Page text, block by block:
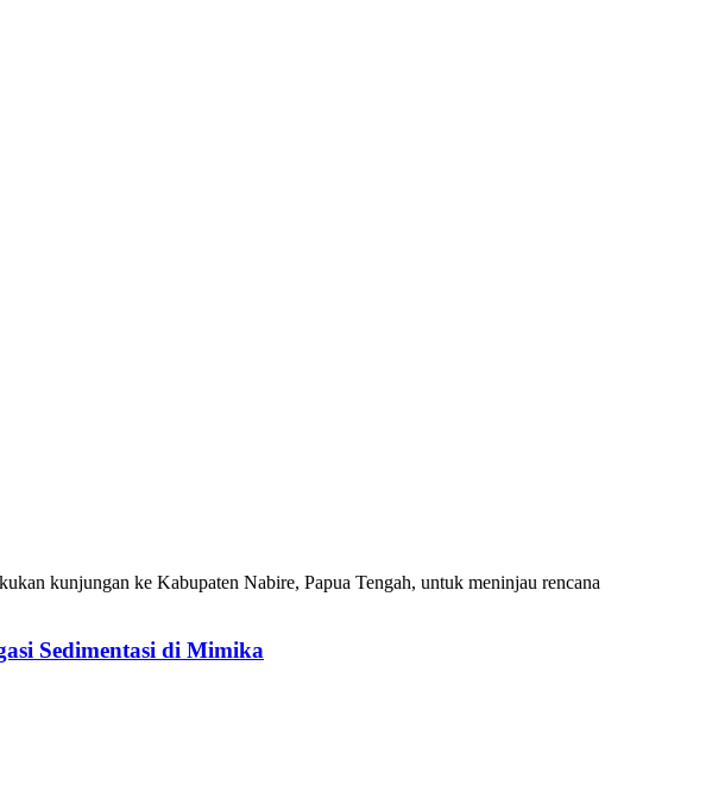
kunjungan ke Kabupaten Nabire, Papua Tengah, untuk meninjau rencana
Sedimentasi di Mimika